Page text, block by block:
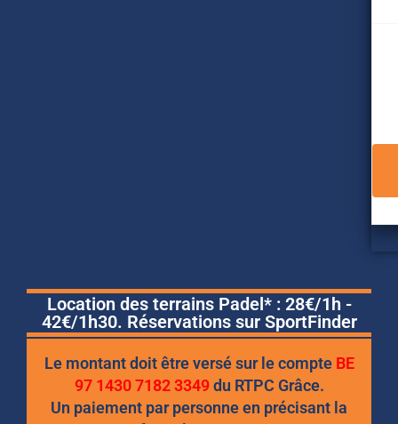
Location des terrains Padel* : 28€/1h -
42€/1h30. Réservations sur SportFinder
Le montant doit être versé sur le compte BE
97 1430 7182 3349du RTPC Grâce.
Un paiement par personne en précisant la